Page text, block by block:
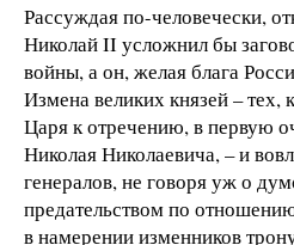
Рассуждая по-человечески,
Николай II усложнил бы
войны, а он, желая блага
Измена великих князей – тех,
Царя к отречению, в первую
Николая Николаевича, – и
генералов, не говоря уж о
предательством по
в намерении изменников